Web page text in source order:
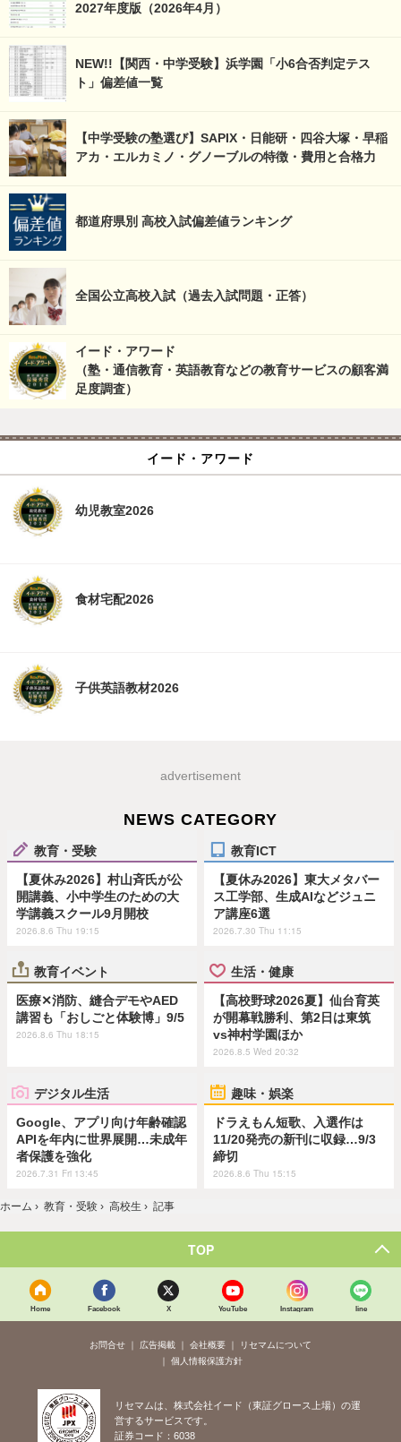
2027年度版（2026年4月）
NEW!!【関西・中学受験】浜学園「小6合否判定テス
ト」偏差値一覧
【中学受験の塾選び】SAPIX・日能研・四谷大塚・早稲
アカ・エルカミノ・グノーブルの特徴・費用と合格力
都道府県別 高校入試偏差値ランキング
全国公立高校入試（過去入試問題・正答）
イード・アワード
（塾・通信教育・英語教育などの教育サービスの顧客満
足度調査）
イード・アワード
幼児教室2026
食材宅配2026
子供英語教材2026
advertisement
NEWS CATEGORY
教育・受験
【夏休み2026】村山斉氏が公
開講義、小中学生のための大
学講義スクール9月開校
2026.8.6 Thu 19:15
教育ICT
【夏休み2026】東大メタバー
ス工学部、生成AIなどジュニ
ア講座6選
2026.7.30 Thu 11:15
教育イベント
医療✕消防、縫合デモやAED
講習も「おしごと体験博」9/5
2026.8.6 Thu 18:15
生活・健康
【高校野球2026夏】仙台育英
が開幕戦勝利、第2日は東筑
vs神村学園ほか
2026.8.5 Wed 20:32
デジタル生活
Google、アプリ向け年齢確認
APIを年内に世界展開…未成年
者保護を強化
2026.7.31 Fri 13:45
趣味・娯楽
ドラえもん短歌、入選作は
11/20発売の新刊に収録…9/3
締切
2026.8.6 Thu 15:15
ホーム › 教育・受験 › 高校生 › 記事
TOP
Home Facebook X YouTube Instagram line
お問合せ 広告掲載 会社概要
リセマムについて
個人情報保護方針
リセマムは、株式会社イード（東証グロース上場）の運
営するサービスです。
証券コード：6038